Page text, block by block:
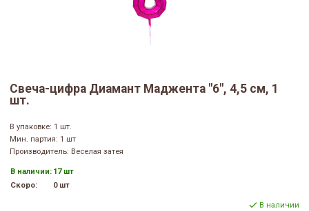
Свеча-цифра Диамант Маджента "6", 4,5 см, 1
шт.
В упаковке: 1 шт.
Мин. партия: 1 шт
Производитель: Веселая затея
В наличии: 17 шт
Скоро:
0 шт
В наличии